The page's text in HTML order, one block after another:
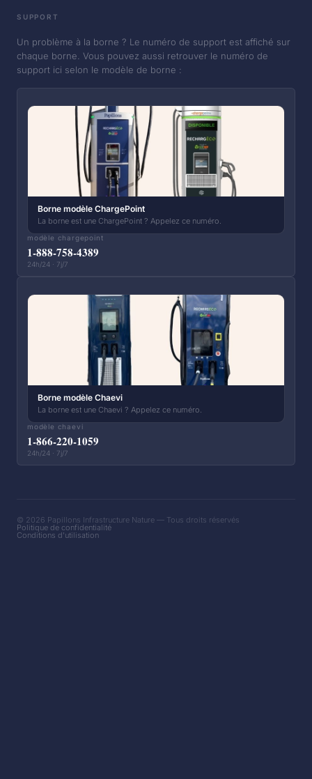
SUPPORT
Un problème à la borne ? Le numéro de support est affiché sur
chaque borne. Vous pouvez aussi retrouver le numéro de
support ici selon le modèle de borne :
Borne modèle ChargePoint
La borne est une ChargePoint ? Appelez ce numéro.
modèle chargepoint
1-888-758-4389
24h/24 · 7j/7
Borne modèle Chaevi
La borne est une Chaevi ? Appelez ce numéro.
modèle chaevi
1-866-220-1059
24h/24 · 7j/7
© 2026 Papillons Infrastructure Nature — Tous droits réservés
Politique de confidentialité
Conditions d'utilisation